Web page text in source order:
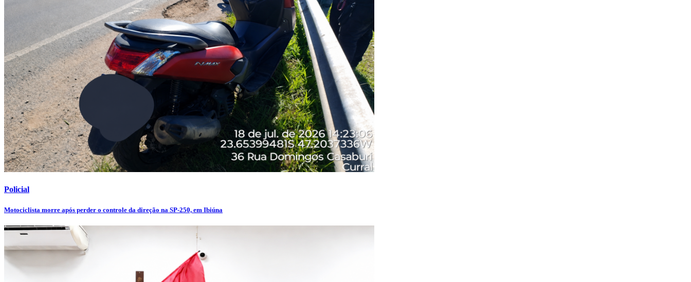
Policial
Motociclista morre após perder o controle da direção na SP-250, em Ibiúna